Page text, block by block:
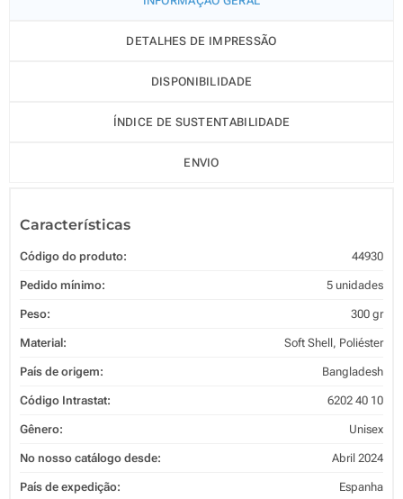
DETALHES DE IMPRESSÃO
DISPONIBILIDADE
ÍNDICE DE SUSTENTABILIDADE
ENVIO
Características
Código do produto: 44930
Pedido mínimo: 5 unidades
Peso: 300 gr
Material: Soft Shell, Poliéster
País de origem: Bangladesh
Código Intrastat: 6202 40 10
Gênero: Unisex
No nosso catálogo desde: Abril 2024
País de expedição: Espanha